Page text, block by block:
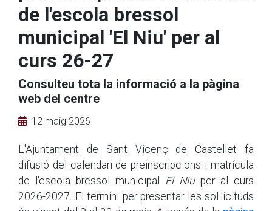
de l'escola bressol
municipal 'El Niu' per al
curs 26-27
Consulteu tota la informació a la pàgina
web del centre
12 maig 2026
L'Ajuntament de Sant Vicenç de Castellet fa
difusió del calendari de preinscripcions i matrícula
de l'escola bressol municipal
El Niuper al curs
2026-2027. El termini per presentar les sol·licituds